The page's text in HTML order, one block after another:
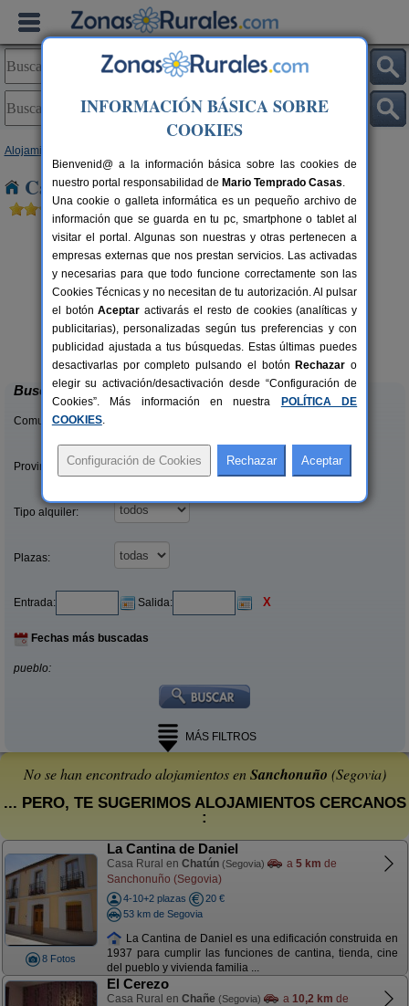
Alojamientos
Casas Rurales cerca de Sanchonuño
4-8+4 pers.
desde33 €
El Portal de Castroserna
Castroserna De Arriba (Segovia)
Buscar
Comunidades:
Provincias/Islas:
Tipo alquiler:
Plazas:
Entrada: Salida: X
Fechas más buscadas
pueblo:
MÁS FILTROS
No se han encontrado alojamientos enSanchonuño (Segovia)
... PERO, TE SUGERIMOS ALOJAMIENTOS CERCANOS
:
8 Fotos
La Cantina de Daniel
Casa Rural en Chatún (Segovia) a 5 km de
Sanchonuño (Segovia)
4-10+2 plazas
20 €
53 km de Segovia
La Cantina de Daniel es una edificación construida en
1937 para cumplir las funciones de cantina, tienda, cine
del pueblo y vivienda familia ...
El Cerezo
Casa Rural en Chañe (Segovia) a 10,2 km de
INFORMACIÓN BÁSICA SOBRE
COOKIES
Bienvenid@ a la información básica sobre las cookies de
nuestro portal responsabilidad de Mario Temprado Casas.
Una cookie o galleta informática es un pequeño archivo de
información que se guarda en tu pc, smartphone o tablet al
visitar el portal. Algunas son nuestras y otras pertenecen a
empresas externas que nos prestan servicios. Las activadas
y necesarias para que todo funcione correctamente son las
Cookies Técnicas y no necesitan de tu autorización. Al pulsar
el botónAceptar activarás el resto de cookies (analíticas y
publicitarias), personalizadas según tus preferencias y con
publicidad ajustada a tus búsquedas. Estas últimas puedes
desactivarlas por completo pulsando el botón Rechazar o
elegir su activación/desactivación desde “Configuración de
Cookies”. Más información en nuestra
POLÍTICA DE
COOKIES.